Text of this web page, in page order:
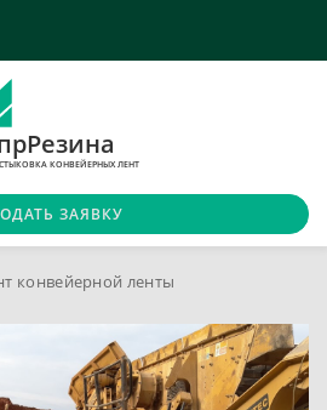
КОНВЕЙЕРНЫХ ЛЕНТ
ЗАЯВКУ
конвейерной ленты